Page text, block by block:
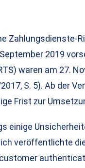
Zahlungsdienste-
2019
waren am 27.
S. 5). Ab der
Frist zur
einige
veröffentlichte